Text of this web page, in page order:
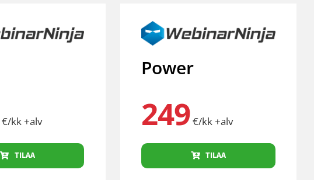
€/kk +alv
TILAA
Power
249€/kk +alv
TILAA